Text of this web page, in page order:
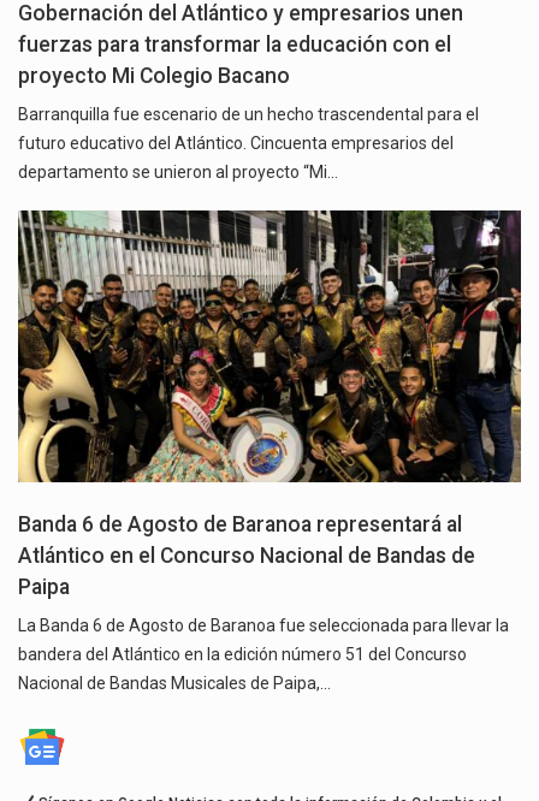
Gobernación del Atlántico y empresarios unen
fuerzas para transformar la educación con el
proyecto Mi Colegio Bacano
Barranquilla fue escenario de un hecho trascendental para el
futuro educativo del Atlántico. Cincuenta empresarios del
departamento se unieron al proyecto “Mi…
Banda 6 de Agosto de Baranoa representará al
Atlántico en el Concurso Nacional de Bandas de
Paipa
La Banda 6 de Agosto de Baranoa fue seleccionada para llevar la
bandera del Atlántico en la edición número 51 del Concurso
Nacional de Bandas Musicales de Paipa,…